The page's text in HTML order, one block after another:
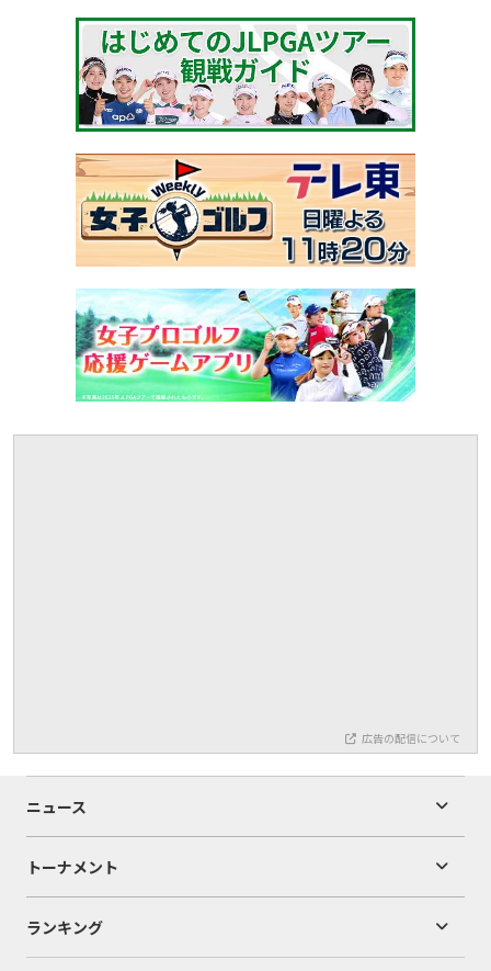
広告の配信について
ニュース
トーナメント
ランキング